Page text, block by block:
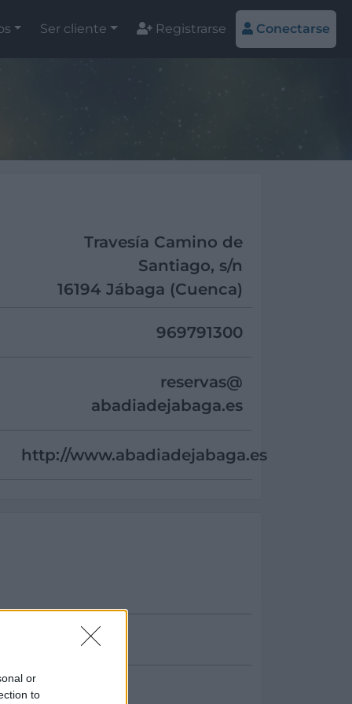
or
to
Ser cliente Registrarse Conectarse
Travesía Camino de
Santiago, s/n
16194 Jábaga (Cuenca)
969791300
reservas@
abadiadejabaga.es
http://www.abadiadejabaga.es